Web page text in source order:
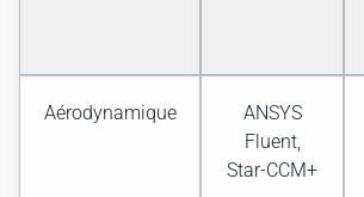
Aérodynamique
ANSYS
Fluent,
Star-CCM+